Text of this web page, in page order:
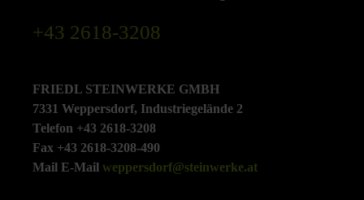
+43 2618-3208
FRIEDL STEINWERKE GMBH
7331 Weppersdorf, Industriegelände 2
Telefon +43 2618-3208
Fax +43 2618-3208-490
Mail E-Mail weppersdorf@steinwerke.at